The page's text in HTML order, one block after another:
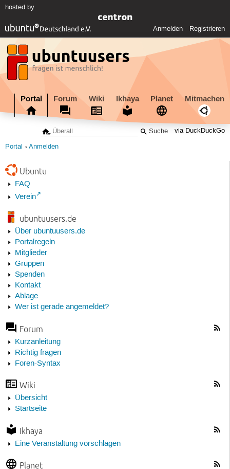
hosted by
Anmelden Registrieren
Portal Forum Wiki Ikhaya Planet Mitmachen
via DuckDuckGo
Portal Anmelden
Ubuntu
FAQ
Verein
ubuntuusers.de
Über ubuntuusers.de
Portalregeln
Mitglieder
Gruppen
Spenden
Kontakt
Ablage
Wer ist gerade angemeldet?
Forum
Kurzanleitung
Richtig fragen
Foren-Syntax
Wiki
Übersicht
Startseite
Ikhaya
Eine Veranstaltung vorschlagen
Planet